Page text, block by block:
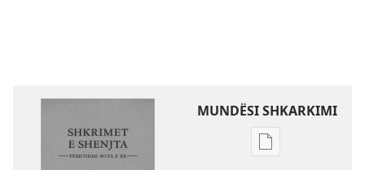
MUNDËSI SHKARKIMI
Mundësitë